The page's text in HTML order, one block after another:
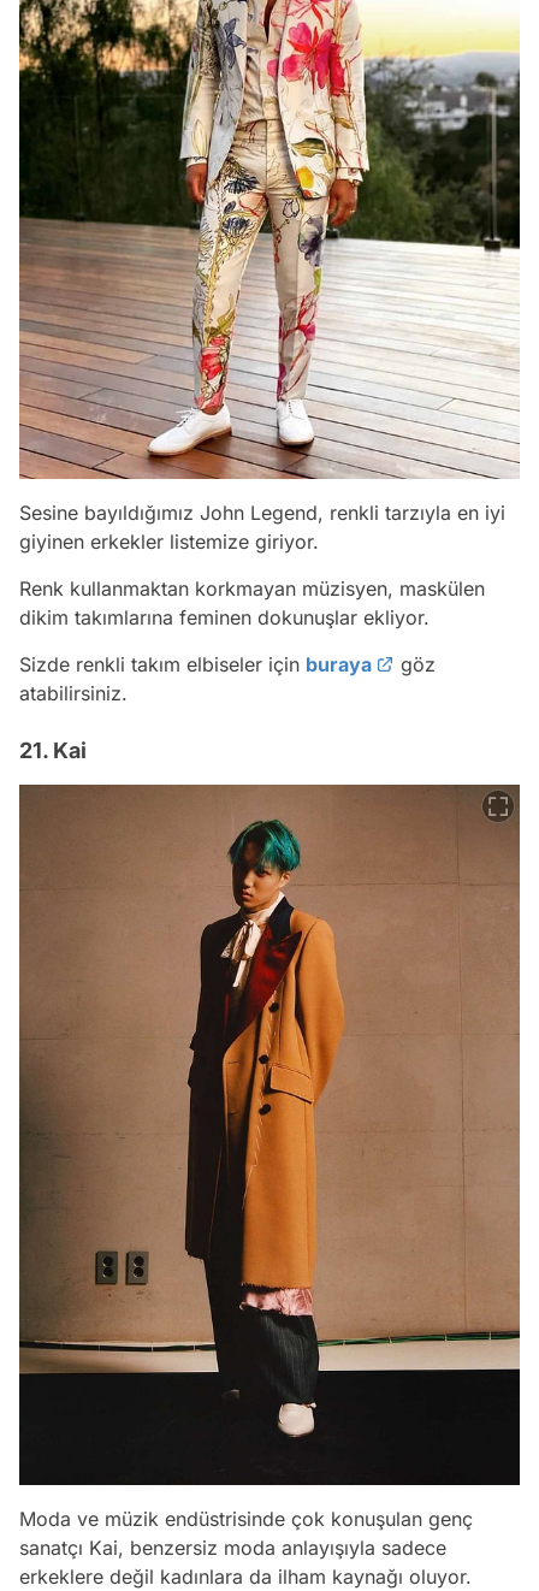
Sesine bayıldığımız John Legend, renkli tarzıyla en iyi
giyinen erkekler listemize giriyor.
Renk kullanmaktan korkmayan müzisyen, maskülen
dikim takımlarına feminen dokunuşlar ekliyor.
Sizde renkli takım elbiseler için buraya
göz
atabilirsiniz.
21. Kai
Moda ve müzik endüstrisinde çok konuşulan genç
sanatçı Kai, benzersiz moda anlayışıyla sadece
erkeklere değil kadınlara da ilham kaynağı oluyor.